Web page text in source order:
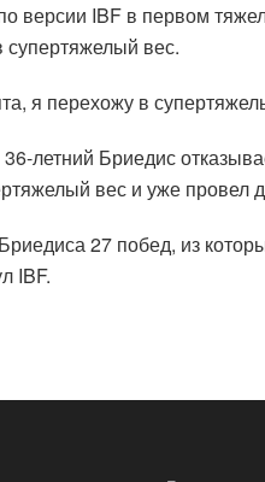
версии IBF в первом
супертяжелый вес.
я перехожу в
летний Бриедис
вес и уже провел
27 побед, из
IBF.